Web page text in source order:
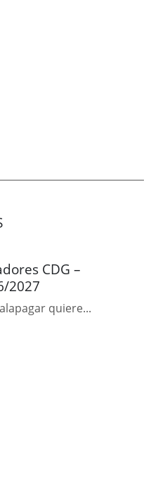
CDG –
2027
quiere...